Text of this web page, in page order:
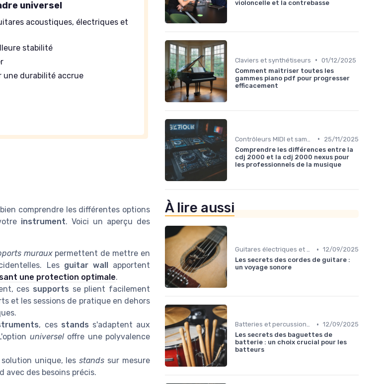
universel
acoustiques, électriques et
stabilité
une durabilité accrue
comprendre les différentes options
instrument. Voici un aperçu des
murauxpermettent de mettre en
Les guitar wall
apportent
une protection optimale.
ces supports se plient facilement
et les sessions de pratique en dehors
, ces stands s'adaptent aux
universeloffre une polyvalence
unique, lesstands sur mesure
des besoins précis.
violoncelle et la contrebasse
Claviers et synthétiseurs • 01/12/2025
Comment maîtriser toutes les
gammes piano pdf pour progresser
efficacement
•
25/11/2025
Comprendre les différences entre la
cdj 2000 et la cdj 2000 nexus pour
les professionnels de la musique
À lire aussi
Guitares électriques et acoustiques • 12/09/2025
Les secrets des cordes de guitare :
un voyage sonore
Batteries et percussions électroniques • 12/09/2025
Les secrets des baguettes de
batterie : un choix crucial pour les
batteurs